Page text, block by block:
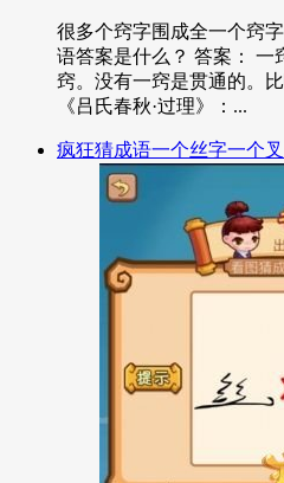
很多个窍字围成全一个窍
语答案是什么？ 答案： 一
窍。没有一窍是贯通的。
《吕氏春秋·过理》：...
疯狂猜成语一个丝字一个